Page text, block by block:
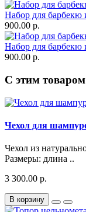
Набор для барбекю
900.00 р.
Набор для барбекю
900.00 р.
С этим
Чехол для
Чехол из
Размеры: длина ..
3 300.00 р.
В корзину